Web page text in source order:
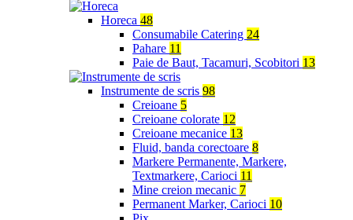
Horeca 48
Consumabile Catering 24
Pahare 11
Paie de Baut, Tacamuri, Scobitori 13
Instrumente de scris 98
Creioane 5
Creioane colorate 12
Creioane mecanice 13
Fluid, banda corectoare 8
Markere Permanente, Markere,
Textmarkere, Carioci 11
Mine creion mecanic 7
Permanent Marker, Carioci 10